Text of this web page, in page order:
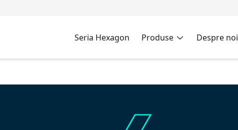
Seria Hexagon Produse Despre noi